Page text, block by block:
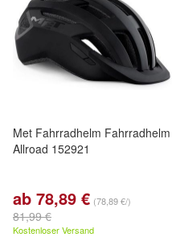
Met Fahrradhelm Fahrradhelm
Allroad 152921
ab 78,89 € (78,89 €/)
81,99 €
Kostenloser Versand